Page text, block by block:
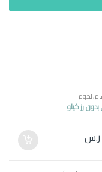
,لحوم
رز كيلو
ر.س